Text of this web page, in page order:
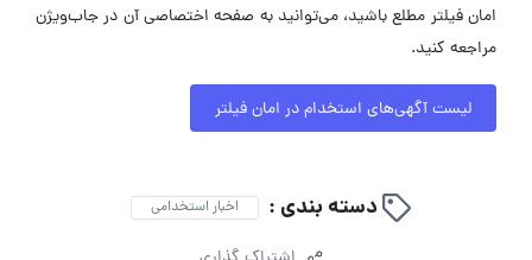
امان فیلتر مطلع باشید، می‌توانید به صفحه اختصاصی آن در جاب‌ویژن
مراجعه کنید.
لیست آگهی‌های استخدام در امان فیلتر
دسته بندی : اخبار استخدامی